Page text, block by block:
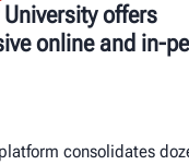
offers
online and in-
consolidates